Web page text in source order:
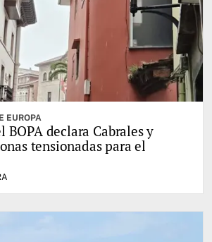
EUROPA
BOPA declara Cabrales y
tensionadas para el